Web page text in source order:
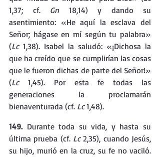
1,37; cf. Gn 18,14) y dando su
asentimiento: «He aquí la esclava del
Señor; hágase en mí según tu palabra»
(Lc 1,38). Isabel la saludó: «¡Dichosa la
que ha creído que se cumplirían las cosas
que le fueron dichas de parte del Señor!»
(Lc 1,45). Por esta fe todas las
generaciones la proclamarán
bienaventurada (cf. Lc 1,48).
149. Durante toda su vida, y hasta su
última prueba (cf. Lc 2,35), cuando Jesús,
su hijo, murió en la cruz, su fe no vaciló.